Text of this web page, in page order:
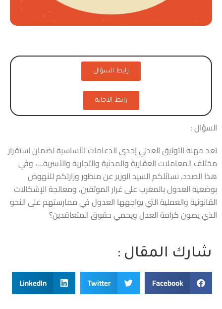
رابط السؤال
رابط الاجابة
السؤال :
تعد مهنة التوثيق العدلي إحدى الدعامات الأساسية لضمان استقرار
مختلف المعاملات العقارية والمدنية والتجارية والأسرية…، وفي
هذا الصدد، نسائلكم السيد الوزير عن منظور وزارتكم للنهوض
بوضعية العدول بالمغرب على غرار الموثقين، ومعالجة الإشكالات
القانونية والعملية التي يواجهها العدول في ممارستهم على النحو
الذي يصون كرامة العدل ويحمي حقوق المتعاقدين؟
شارك المقال :
Facebook
Twitter
LinkedIn